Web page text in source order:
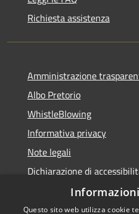
Richiesta assistenza
Amministrazione
Albo Pretorio
WhistleBlowing
Informativa privacy
Note legali
Dichiarazione di
Questo sito web utilizza cookie